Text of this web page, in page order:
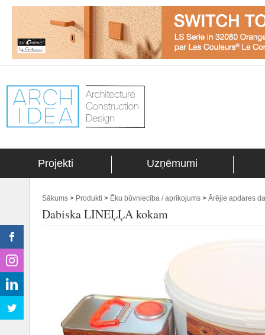
Projekti Uzņēmumi
Sākums > Produkti > Ēku būvniecība / aprīkojums > Ārējie apdares
Dabiska LINEĻĻA kokam